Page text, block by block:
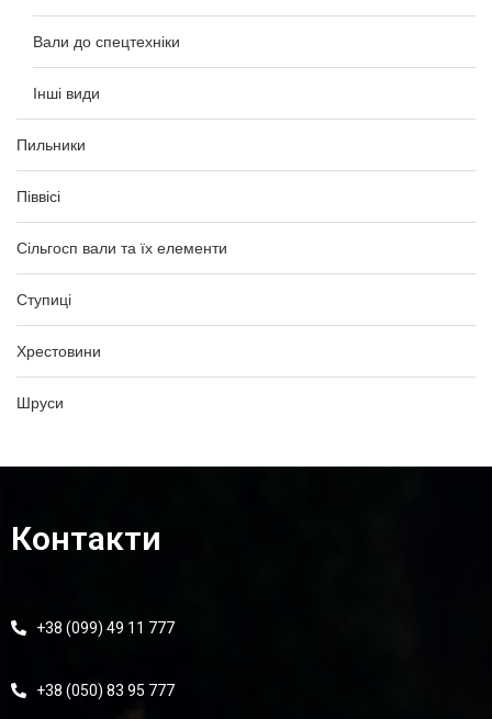
Вали до спецтехніки
Інші види
Пильники
Піввісі
Сільгосп вали та їх елементи
Ступиці
Хрестовини
Шруси
Контакти
+38 (099) 49 11 777
+38 (050) 83 95 777